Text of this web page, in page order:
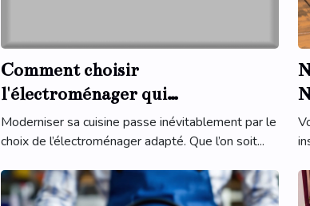
Comment choisir
l'électroménager qui
transformera votre cuisine ?
Moderniser sa cuisine passe inévitablement par le
choix de l’électroménager adapté. Que l’on soit...